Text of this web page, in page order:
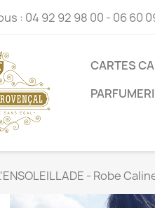
: 04 92 92 98 00 - 06 60
CARTES
- Robe